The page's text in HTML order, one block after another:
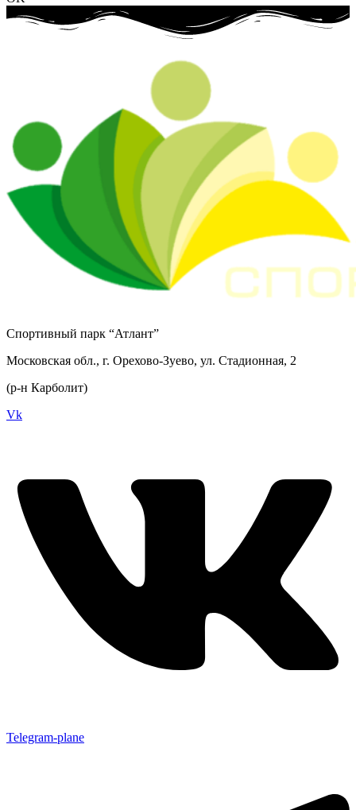
Спортивный парк “Атлант”
Московская обл., г. Орехово-Зуево, ул. Стадионная, 2
(р-н Карболит)
Vk
Telegram-plane